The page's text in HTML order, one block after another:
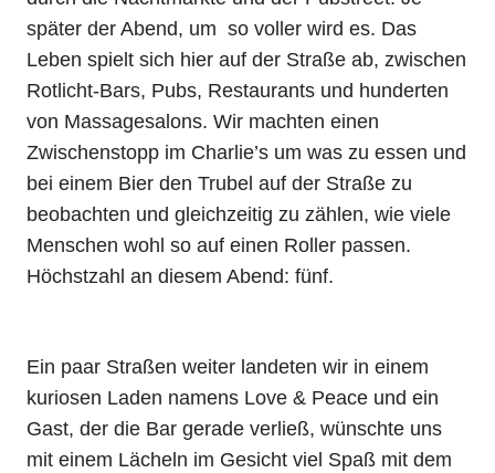
später der Abend, um so voller wird es. Das
Leben spielt sich hier auf der Straße ab, zwischen
Rotlicht-Bars, Pubs, Restaurants und hunderten
von Massagesalons. Wir machten einen
Zwischenstopp im Charlie’s um was zu essen und
bei einem Bier den Trubel auf der Straße zu
beobachten und gleichzeitig zu zählen, wie viele
Menschen wohl so auf einen Roller passen.
Höchstzahl an diesem Abend: fünf.
Ein paar Straßen weiter landeten wir in einem
kuriosen Laden namens Love & Peace und ein
Gast, der die Bar gerade verließ, wünschte uns
mit einem Lächeln im Gesicht viel Spaß mit dem